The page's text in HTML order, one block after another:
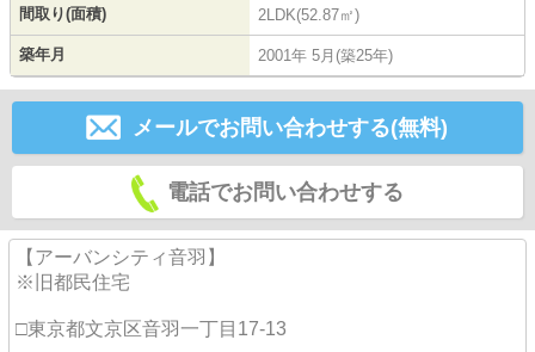
間取り(面積) 2LDK(52.87㎡)
築年月 2001年 5月(築25年)
メールでお問い合わせする(無料)
電話でお問い合わせする
【アーバンシティ音羽】
※旧都民住宅
□東京都文京区音羽一丁目17-13